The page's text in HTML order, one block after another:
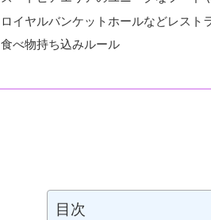
ロイヤルバンケットホールなどレスト
食べ物持ち込みルール
目次